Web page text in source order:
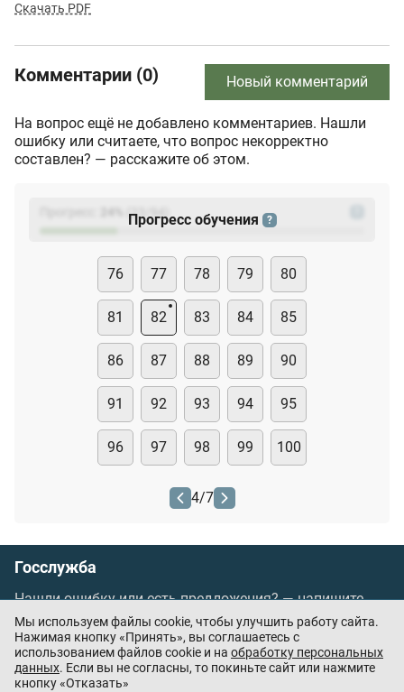
Скачать PDF
Комментарии (0) Новый комментарий
На вопрос ещё не добавлено комментариев. Нашли
ошибку или считаете, что вопрос некорректно
составлен? — расскажите об этом.
(23
Прогресс обучения ?
76 77 78 79 80
81 82 83 84 85
86 87 88 89 90
91 92 93 94 95
96 97 98 99 100
4/7
Госслужба
Нашли ошибку или есть предложения? —напишите
нам
Порядок проведения оплаты по банковским
картам/Цены/Оферта
Мы используем файлы cookie, чтобы улучшить работу сайта.
Нажимая кнопку «Принять», вы соглашаетесь с
использованием файлов cookie и на обработку персональных
данных. Если вы не согласны, то покиньте сайт или нажмите
кнопку «Отказать»